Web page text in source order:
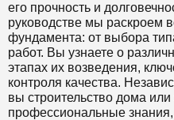
его прочность и
руководстве мы раскроем
фундамента: от выбора
работ. Вы узнаете о
этапах их возведения,
контроля качества.
вы строительство дома
профессиональные знания,